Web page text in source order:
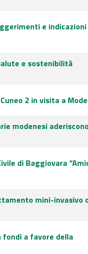
e indicazioni
e sostenibilità
2 in visita a
modenesi
di Baggiovara
mini-invasivo
fondi a favore della